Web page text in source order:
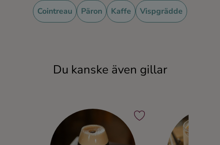
Whisky
Cointreau Päron Kaffe Vispgrädde
Du kanske även gillar